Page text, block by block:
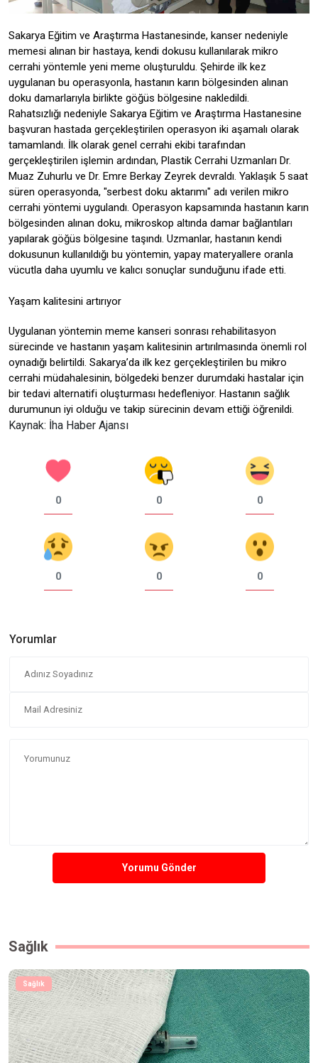
Sakarya Eğitim ve Araştırma Hastanesinde, kanser nedeniyle
memesi alınan bir hastaya, kendi dokusu kullanılarak mikro
cerrahi yöntemle yeni meme oluşturuldu. Şehirde ilk kez
uygulanan bu operasyonla, hastanın karın bölgesinden alınan
doku damarlarıyla birlikte göğüs bölgesine nakledildi.
Rahatsızlığı nedeniyle Sakarya Eğitim ve Araştırma Hastanesine
başvuran hastada gerçekleştirilen operasyon iki aşamalı olarak
tamamlandı. İlk olarak genel cerrahi ekibi tarafından
gerçekleştirilen işlemin ardından, Plastik Cerrahi Uzmanları Dr.
Muaz Zuhurlu ve Dr. Emre Berkay Zeyrek devraldı. Yaklaşık 5 saat
süren operasyonda, "serbest doku aktarımı" adı verilen mikro
cerrahi yöntemi uygulandı. Operasyon kapsamında hastanın karın
bölgesinden alınan doku, mikroskop altında damar bağlantıları
yapılarak göğüs bölgesine taşındı. Uzmanlar, hastanın kendi
dokusunun kullanıldığı bu yöntemin, yapay materyallere oranla
vücutla daha uyumlu ve kalıcı sonuçlar sunduğunu ifade etti.
Yaşam kalitesini artırıyor
Uygulanan yöntemin meme kanseri sonrası rehabilitasyon
sürecinde ve hastanın yaşam kalitesinin artırılmasında önemli rol
oynadığı belirtildi. Sakarya’da ilk kez gerçekleştirilen bu mikro
cerrahi müdahalesinin, bölgedeki benzer durumdaki hastalar için
bir tedavi alternatifi oluşturması hedefleniyor. Hastanın sağlık
durumunun iyi olduğu ve takip sürecinin devam ettiği öğrenildi.
Kaynak: İha Haber Ajansı
0 0 0
0 0 0
Yorumlar
Yorumu Gönder
Sağlık
Sağlık